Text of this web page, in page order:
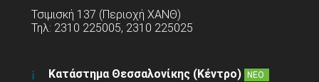
Τσιμισκή 137 (Περιοχή ΧΑΝΘ)
Τηλ: 2310 225005, 2310 225025
Κατάστημα Θεσσαλονίκης (Κέντρο) ΝΕΟ